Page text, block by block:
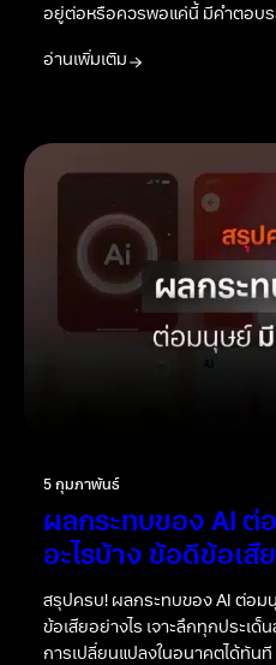
อยู่ต่อหรือควรพอแค่นี้ มีคำตอบร
อ่านเพิ่มเติม
5 กุมภาพันธ์
ผลกระทบของ AI ต่
อะไรบ้าง ข้อดีข้อเสี
สรุปครบ! ผลกระทบของ AI ต่อม
ข้อเสียอย่างไร เจาะลึกทุกประเ
การเปลี่ยนแปลงในอนาคตได้ทันที